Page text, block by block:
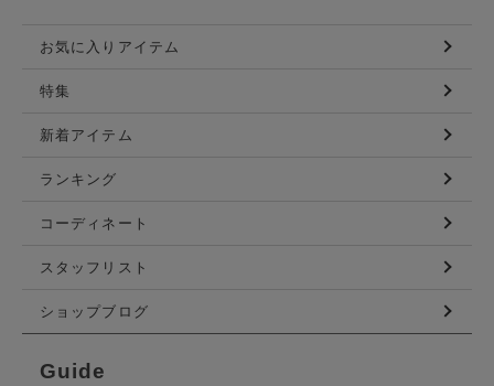
お気に入りアイテム
特集
新着アイテム
ランキング
コーディネート
スタッフリスト
ショップブログ
Guide